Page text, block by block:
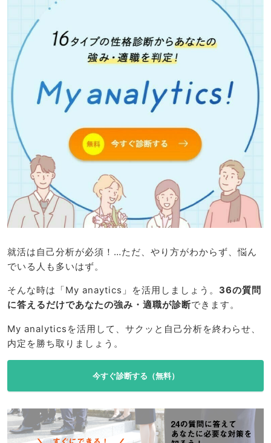
就活は自己分析が必須！…ただ、やり方がわからず、悩ん
でいる人も多いはず。
そんな時は「My anaytics」を活用しましょう。 36の質問
に答えるだけであなたの強み・適職が診断できます。
My analyticsを活用して、サクッと自己分析を終わらせ、
内定を勝ち取りましょう。
今すぐ診断する（無料）